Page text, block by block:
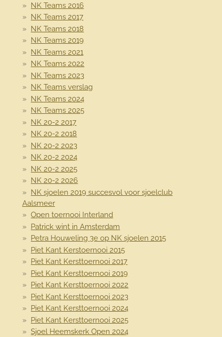
NK Teams 2016
NK Teams 2017
NK Teams 2018
NK Teams 2019
NK Teams 2021
NK Teams 2022
NK Teams 2023
NK Teams verslag
NK Teams 2024
NK Teams 2025
NK 20-2 2017
NK 20-2 2018
NK 20-2 2023
NK 20-2 2024
NK 20-2 2025
NK 20-2 2026
NK sjoelen 2019 succesvol voor sjoelclub
Aalsmeer
Open toernooi Interland
Patrick wint in Amsterdam
Petra Houweling 3e op NK sjoelen 2015
Piet Kant Kerstoernooi 2015
Piet Kant Kersttoernooi 2017
Piet Kant Kersttoernooi 2019
Piet Kant Kersttoernooi 2022
Piet Kant Kersttoernooi 2023
Piet Kant Kersttoernooi 2024
Piet Kant Kersttoernooi 2025
Sjoel Heemskerk Open 2024